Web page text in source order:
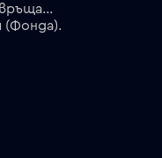
(Фонда).